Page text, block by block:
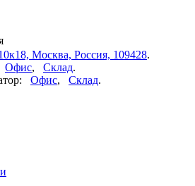
Москва, Россия, 109428.
Офис, Склад.
Офис, Склад.